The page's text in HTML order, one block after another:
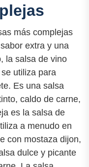
más complejas
extra y una
la salsa de vino
utiliza para
Es una salsa
caldo de carne,
es la salsa de
a menudo en
con mostaza dijon,
dulce y picante